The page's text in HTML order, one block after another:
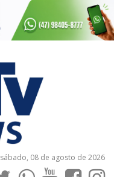
sábado, 08 de agosto de 2026